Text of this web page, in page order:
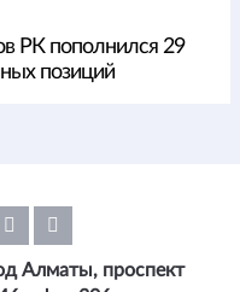
РК пополнился 29
позиций
Алматы, проспект